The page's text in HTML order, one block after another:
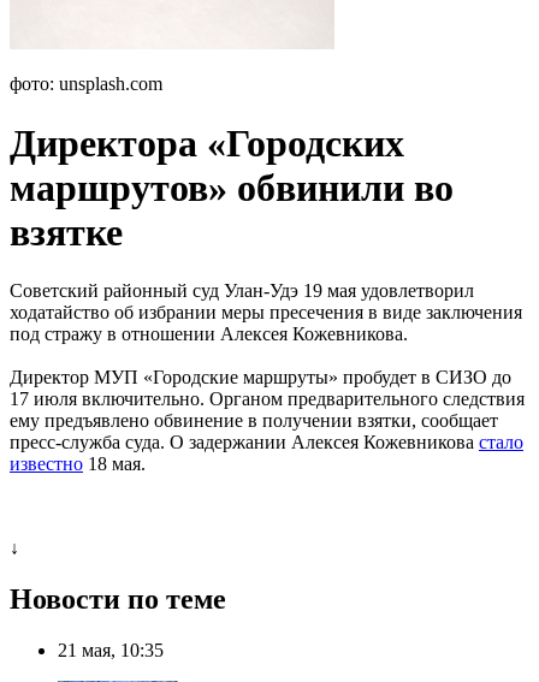
фото: unsplash.com
Директора «Городских
маршрутов» обвинили во
взятке
Советский районный суд Улан-Удэ 19 мая удовлетворил
ходатайство об избрании меры пресечения в виде заключения
под стражу в отношении Алексея Кожевникова.
Директор МУП «Городские маршруты» пробудет в СИЗО до
17 июля включительно. Органом предварительного следствия
ему предъявлено обвинение в получении взятки, сообщает
пресс-служба суда. О задержании Алексея Кожевникова стало
известно 18 мая.
↓
Новости по теме
21 мая, 10:35